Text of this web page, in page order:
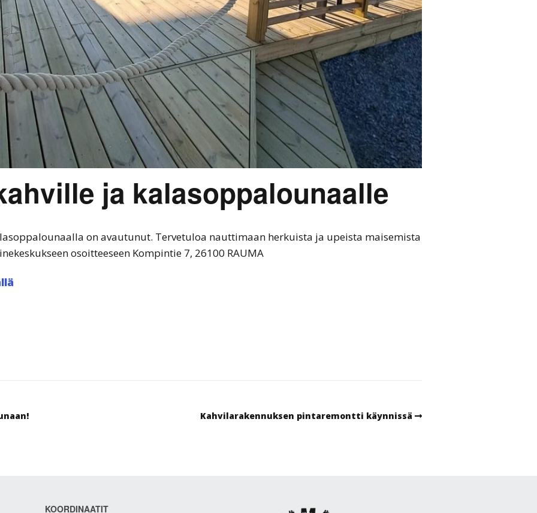
ja kalasoppalounaalle
on avautunut. Tervetuloa nauttimaan herkuista ja upeista maisemista
osoitteeseen Kompintie 7, 26100 RAUMA
Kahvilarakennuksen pintaremontti käynnissä
KOORDINAATIT